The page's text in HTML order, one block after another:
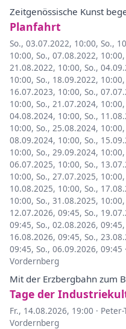
Zeitgenössische Kunst
Planfahrt
So., 03.07.2022, 10:00, So.,
10:00, So., 07.08.2022, 10:00,
21.08.2022, 10:00, So.,
10:00, So., 18.09.2022, 10:00,
16.07.2023, 10:00, So.,
10:00, So., 21.07.2024, 10:00,
04.08.2024, 10:00, So.,
10:00, So., 25.08.2024, 10:00,
08.09.2024, 10:00, So.,
10:00, So., 29.09.2024, 10:00,
06.07.2025, 10:00, So.,
10:00, So., 27.07.2025, 10:00,
10.08.2025, 10:00, So.,
10:00, So., 31.08.2025, 10:00,
12.07.2026, 09:45, So.,
09:45, So., 02.08.2026, 09:45,
16.08.2026, 09:45, So.,
09:45, So., 06.09.2026, 09:45 ·
Vordernberg
Mit der Erzbergbahn zum
Tage der
Fr., 14.08.2026, 19:00 ·
Vordernberg